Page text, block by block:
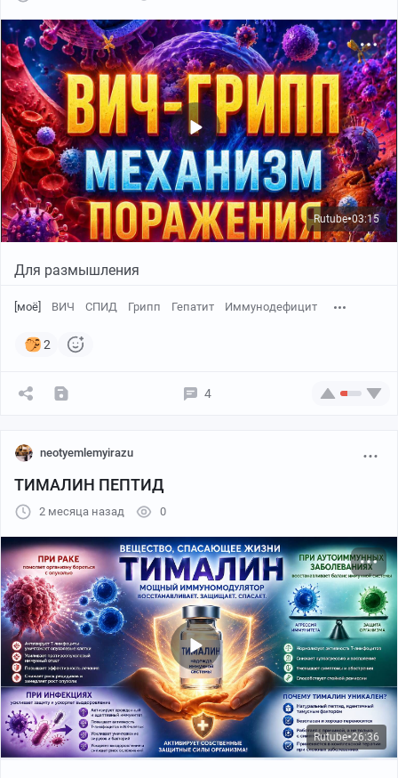
Rutube●03:15
Для размышления
[моё] ВИЧ СПИД Грипп Гепатит Иммунодефицит
2
4
neotyemlemyirazu
ТИМАЛИН ПЕПТИД
2 месяца назад 0
Rutube●26:36